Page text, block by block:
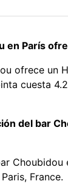
en París
ofrece un
cuesta
del bar
Choubidou
France.